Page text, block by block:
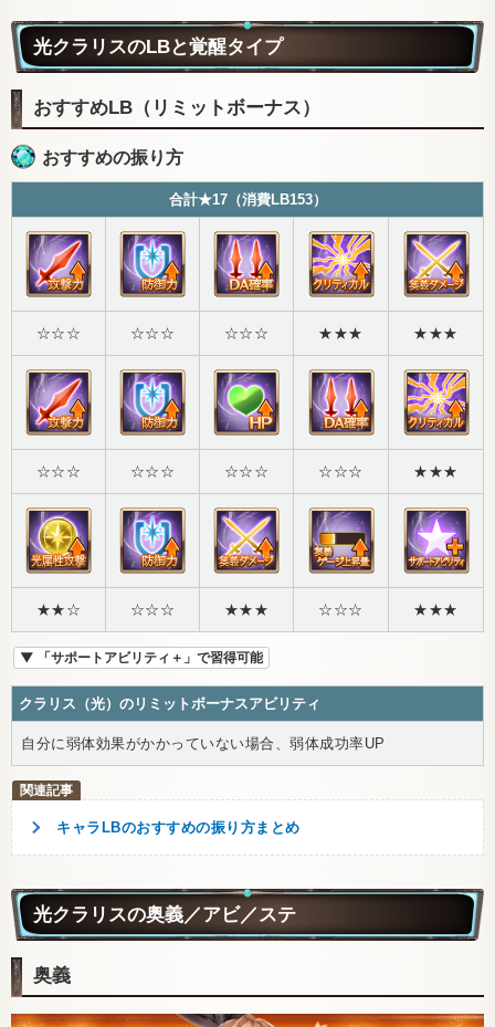
光クラリスのLBと覚醒タイプ
おすすめLB（リミットボーナス）
おすすめの振り方
合計★17（消費LB153）
☆☆☆ ☆☆☆ ☆☆☆ ★★★ ★★★
☆☆☆ ☆☆☆ ☆☆☆ ☆☆☆ ★★★
★★☆ ☆☆☆ ★★★ ☆☆☆ ★★★
▼ 「サポートアビリティ＋」で習得可能
クラリス（光）のリミットボーナスアビリティ
自分に弱体効果がかかっていない場合、弱体成功率UP
キャラLBのおすすめの振り方まとめ
光クラリスの奥義／アビ／ステ
奥義